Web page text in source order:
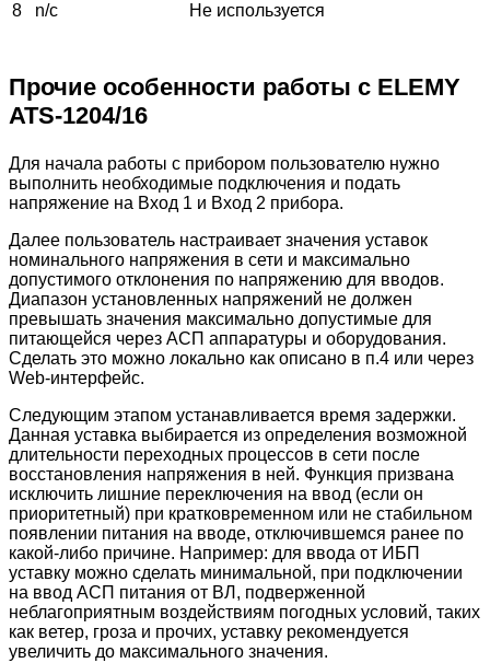
8
n/c Не используется
Прочие особенности работы с ELEMY
ATS-1204/16
Для начала работы с прибором пользователю нужно
выполнить необходимые подключения и подать
напряжение на Вход 1 и Вход 2 прибора.
Далее пользователь настраивает значения уставок
номинального напряжения в сети и максимально
допустимого отклонения по напряжению для вводов.
Диапазон установленных напряжений не должен
превышать значения максимально допустимые для
питающейся через АСП аппаратуры и оборудования.
Сделать это можно локально как описано в п.4 или через
Web-интерфейс.
Следующим этапом устанавливается время задержки.
Данная уставка выбирается из определения возможной
длительности переходных процессов в сети после
восстановления напряжения в ней. Функция призвана
исключить лишние переключения на ввод (если он
приоритетный) при кратковременном или не стабильном
появлении питания на вводе, отключившемся ранее по
какой-либо причине. Например: для ввода от ИБП
уставку можно сделать минимальной, при подключении
на ввод АСП питания от ВЛ, подверженной
неблагоприятным воздействиям погодных условий, таких
как ветер, гроза и прочих, уставку рекомендуется
увеличить до максимального значения.